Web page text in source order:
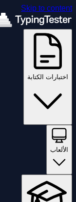
Skip to content
اختبارات الكتابة
الألعاب